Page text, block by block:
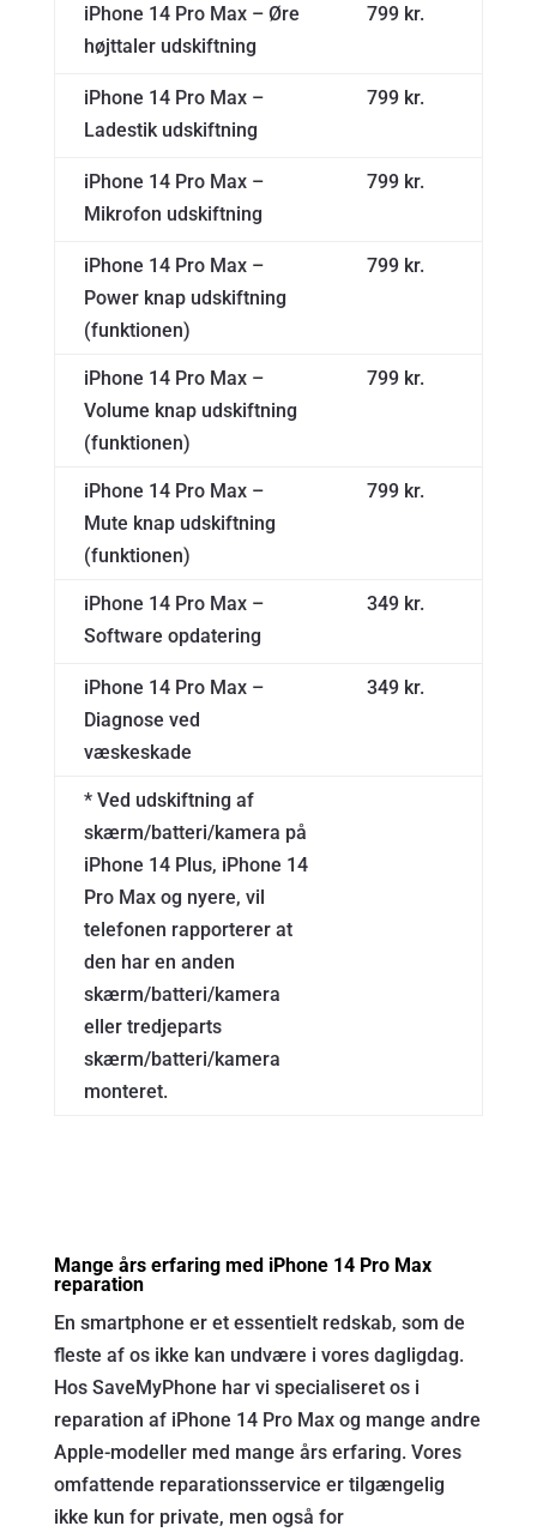
iPhone 14 Pro Max – Øre
højttaler udskiftning
799 kr.
iPhone 14 Pro Max –
Ladestik udskiftning
799 kr.
iPhone 14 Pro Max –
Mikrofon udskiftning
799 kr.
iPhone 14 Pro Max –
Power knap udskiftning
(funktionen)
799 kr.
iPhone 14 Pro Max –
Volume knap udskiftning
(funktionen)
799 kr.
iPhone 14 Pro Max –
Mute knap udskiftning
(funktionen)
799 kr.
iPhone 14 Pro Max –
Software opdatering
349 kr.
iPhone 14 Pro Max –
Diagnose ved
væskeskade
349 kr.
* Ved udskiftning af
skærm/batteri/kamera på
iPhone 14 Plus, iPhone 14
Pro Max og nyere, vil
telefonen rapporterer at
den har en anden
skærm/batteri/kamera
eller tredjeparts
skærm/batteri/kamera
monteret.
Mange års erfaring med iPhone 14 Pro Max
reparation
En smartphone er et essentielt redskab, som de
fleste af os ikke kan undvære i vores dagligdag.
Hos SaveMyPhone har vi specialiseret os i
reparation af iPhone 14 Pro Max og mange andre
Apple-modeller med mange års erfaring. Vores
omfattende reparationsservice er tilgængelig
ikke kun for private, men også for